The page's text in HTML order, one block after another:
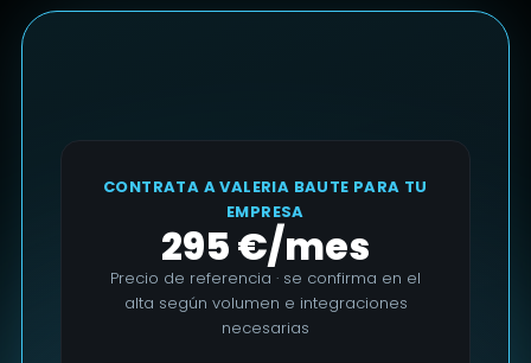
CONTRATA A VALERIA BAUTE PARA TU
EMPRESA
295 €/mes
Precio de referencia · se confirma en el
alta según volumen e integraciones
necesarias